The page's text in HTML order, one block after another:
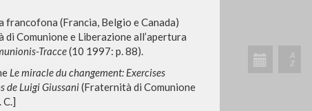
francofona (Francia, Belgio e Canada)
Comunione e Liberazione all’apertura
Tracce(10 1997: p. 88).
Le miracle du changement: Exercises
de Luigi Giussani(Fraternità di Comunione
C.]RECENT ACTIVITIES